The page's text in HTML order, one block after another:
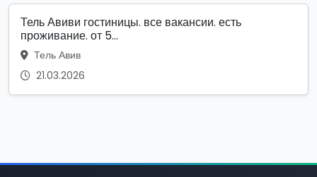
Тель Авиви гостиницы. все вакансии. есть
проживание. от 5...
Тель Авив
21.03.2026